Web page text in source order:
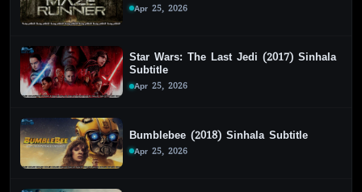
Apr 25, 2026
Star Wars: The Last Jedi (2017) Sinhala
Subtitle
Apr 25, 2026
Bumblebee (2018) Sinhala Subtitle
Apr 25, 2026